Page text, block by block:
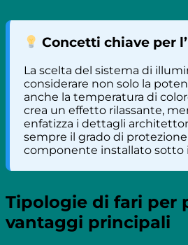
Concetti chiave per
La scelta del sistema di
considerare non solo la
anche la temperatura di
crea un effetto rilassante,
enfatizza i dettagli
sempre il grado di
componente installato sotto
Tipologie di fari per
vantaggi principali